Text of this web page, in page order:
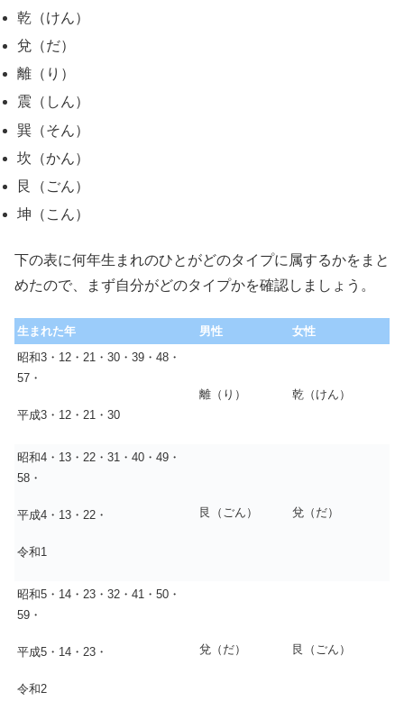
乾（けん）
兌（だ）
離（り）
震（しん）
巽（そん）
坎（かん）
艮（ごん）
坤（こん）
下の表に何年生まれのひとがどのタイプに属するかをまと
めたので、まず自分がどのタイプかを確認しましょう。
生まれた年 男性
女性
昭和3・12・21・30・39・48・
57・
平成3・12・21・30
離（り） 乾（けん）
昭和4・13・22・31・40・49・
58・
平成4・13・22・
令和1
艮（ごん） 兌（だ）
昭和5・14・23・32・41・50・
59・
平成5・14・23・
令和2
兌（だ） 艮（ごん）